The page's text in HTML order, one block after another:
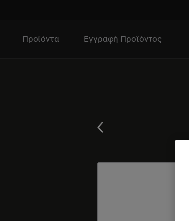
Προϊόντα Εγγραφή Προϊόντος